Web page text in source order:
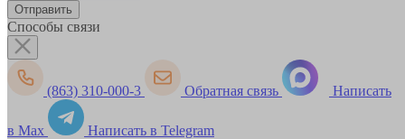
Способы связи
(863) 310-000-3 Обратная связь Написать
в Max
Написать в Telegram